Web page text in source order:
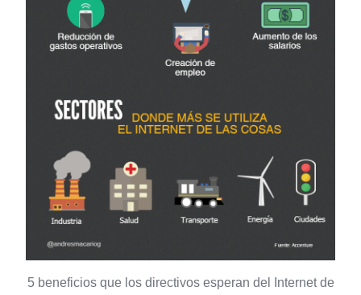
5 beneficios que los directivos esperan del Internet de